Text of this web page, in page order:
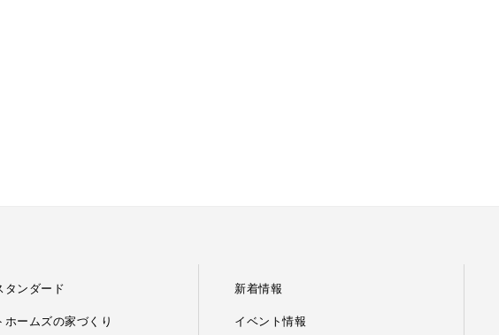
タンダード
ホームズの家づくり
新着情報
イベント情報